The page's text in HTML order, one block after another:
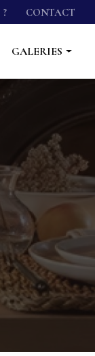
CONTACT
GALERIES
bain
intérieur
extérieur